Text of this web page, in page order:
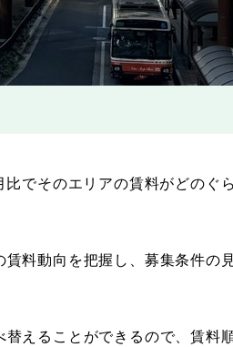
でそのエリアの賃料がどのぐ
料動向を把握し、募集条件の
えることができるので、賃料